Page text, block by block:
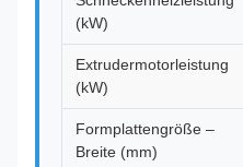
(kW)
Extrudermotorleistung
(kW)
Formplattengröße –
Breite (mm)